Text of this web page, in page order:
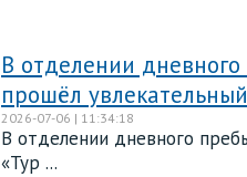
В отделении
прошёл
2026-07-06 | 11:34:18
В отделении дневного
«Тур ...